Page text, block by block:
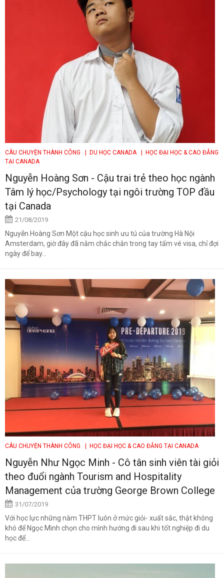
CÂU CHUYỆN THÀNH CÔNG | DU HỌC CANADA
| HỌC ĐẠI HỌC & CAO ĐẲNG
TẠI CANADA
Nguyễn Hoàng Sơn - Cậu trai trẻ theo học ngành
Tâm lý học/Psychology tại ngôi trường TOP đầu
tại Canada
21/08/2019
Nguyễn Hoàng Sơn Một cậu học sinh ưu tú của trường Hà Nội
Amsterdam, giờ đây đã nắm chắc chắn trong tay tấm vé visa, chỉ đợi
ngày để bay...
CÂU CHUYỆN THÀNH CÔNG | HỌC ĐẠI HỌC & CAO ĐẲNG TẠI CANADA
Nguyễn Như Ngọc Minh - Cô tân sinh viên tài giỏi
theo đuổi ngành Tourism and Hospitality
Management của trường George Brown College
31/07/2019
Với học lực những năm THPT luôn ở mức giỏi- xuất sắc, thật không
khó để Ngọc Minh chọn cho mình hướng đi sau khi tốt nghiệp đi du
học để...